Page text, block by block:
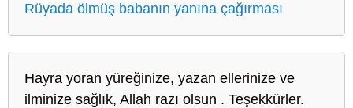
Rüyada ölmüş babanın yanına çağırması
Hayra yoran yüreğinize, yazan ellerinize ve
ilminize sağlık, Allah razı olsun . Teşekkürler.